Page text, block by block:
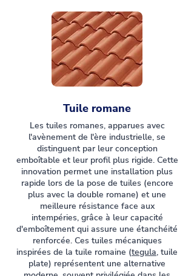
Tuile romane
Les tuiles romanes, apparues avec
l'avènement de l'ère industrielle, se
distinguent par leur conception
emboîtable et leur profil plus rigide. Cette
innovation permet une installation plus
rapide lors de la pose de tuiles (encore
plus avec la double romane) et une
meilleure résistance face aux
intempéries, grâce à leur capacité
d'emboîtement qui assure une étanchéité
renforcée. Ces tuiles mécaniques
inspirées de la tuile romaine (tegula, tuile
plate) représentent une alternative